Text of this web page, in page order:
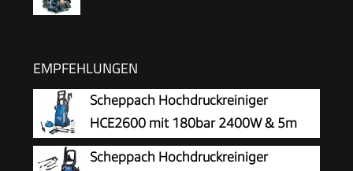
EMPFEHLUNGEN
Scheppach Hochdruckreiniger
HCE2600 mit 180bar 2400W & 5m
Hochdruckschlauch
Scheppach Hochdruckreiniger